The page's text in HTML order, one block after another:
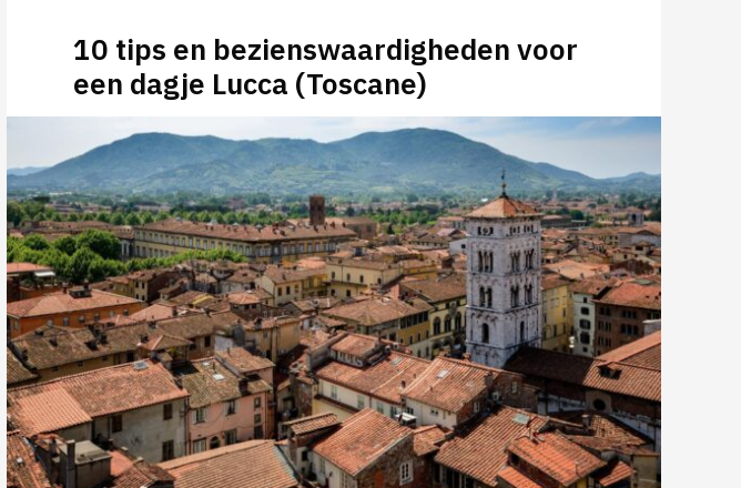
10 tips en bezienswaardigheden voor
een dagje Lucca (Toscane)